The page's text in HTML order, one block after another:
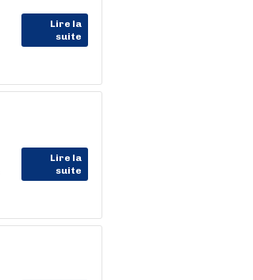
Lire la
suite
Lire la
suite